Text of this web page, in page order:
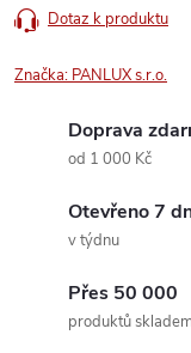
Dotaz k produktu
Značka: PANLUX s.r.o.
Doprava
od 1 000 Kč
Otevřeno 7
v týdnu
Přes 50 000
produktů skladem